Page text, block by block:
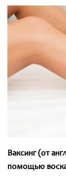
Ваксинг (от
помощью